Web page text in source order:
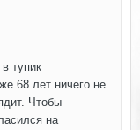
тупик
68 лет ничего не
Чтобы
на